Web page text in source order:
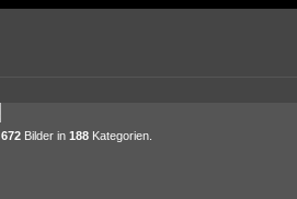
672 Bilder in 188 Kategorien.